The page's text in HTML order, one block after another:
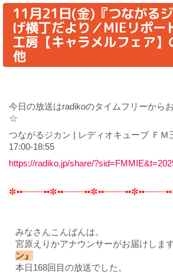
11月21日(金)『つながる
げ横丁だより／MIEリポー
工房【キャラメルフェア
他
今日の放送はradikoのタイムフリーから
☆
つながるジカン | レディオキューブ ＦＭ
17:00-18:55
https://radiko.jp/share/
みなさんこんばんは。
宮原えりかアナウンサーがお届けしま
ン』
本日168回目の放送でした。